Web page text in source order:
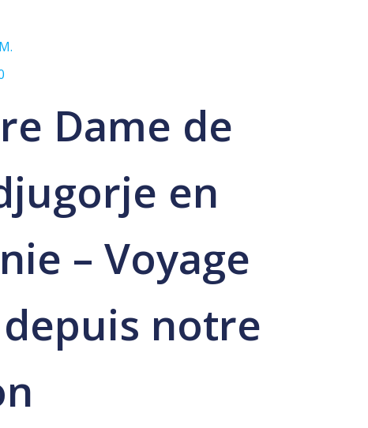
Dame de
en
– Voyage
depuis notre